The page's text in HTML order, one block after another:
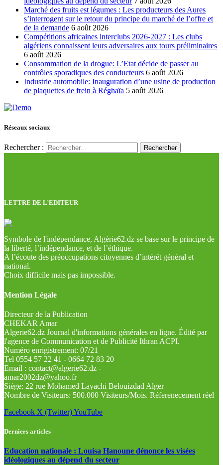
Marché des fruits est légumes : Les producteurs des Aures
s’interrogent sur le retour du principe du marché de l’offre et
de la demande 6 août 2026
Compétitions africaines interclubs 2026-2027 : Les clubs
algériens connaissent leurs adversaires aux tours préliminaires
6 août 2026
Consommation de la drogue: L’Etat décide de passer au
contrôles sporadiques des conducteurs 6 août 2026
Industrie automobile: Inauguration d’une usine de production
de plaquettes de frein à Réghaïa 5 août 2026
Réseaux sociaux
Rechercher :
LETTRE DE L’EDITEUR
Symbole de l'indépendance, Algérie62.dz se base sur le principe de
la liberté, l’indépendance, et de l’éthique.
A l’écoute des préoccupations citoyennes d’intérêt général et
national.
Choix difficile mais pas impossible.
Mention Légale
Directeur de la Publication
CHEKAR Amar
Algerie62.dz Journal d'informations générales en ligne. Édité par
l'agence de Communication et de Publicité Ithran ACPI.
Numéro enrigistrement: 07/21
Tel 0554 57 22 41 - 0664 72 83 20
Email : contact@algerie62.dz -
amar2002dz@yahoo.fr
Siège: 22 rue Mohamed Layachi Belouizdad Alger
Nombre de Visiteurs: 500.000 Visiteurs/Mois. Réferenecement réel
Facebook X (Twitter)YouTube
Derniers articles
Education nationale : Louisa Hanoune dénonce les visées
idéologiques au dépend du secteur